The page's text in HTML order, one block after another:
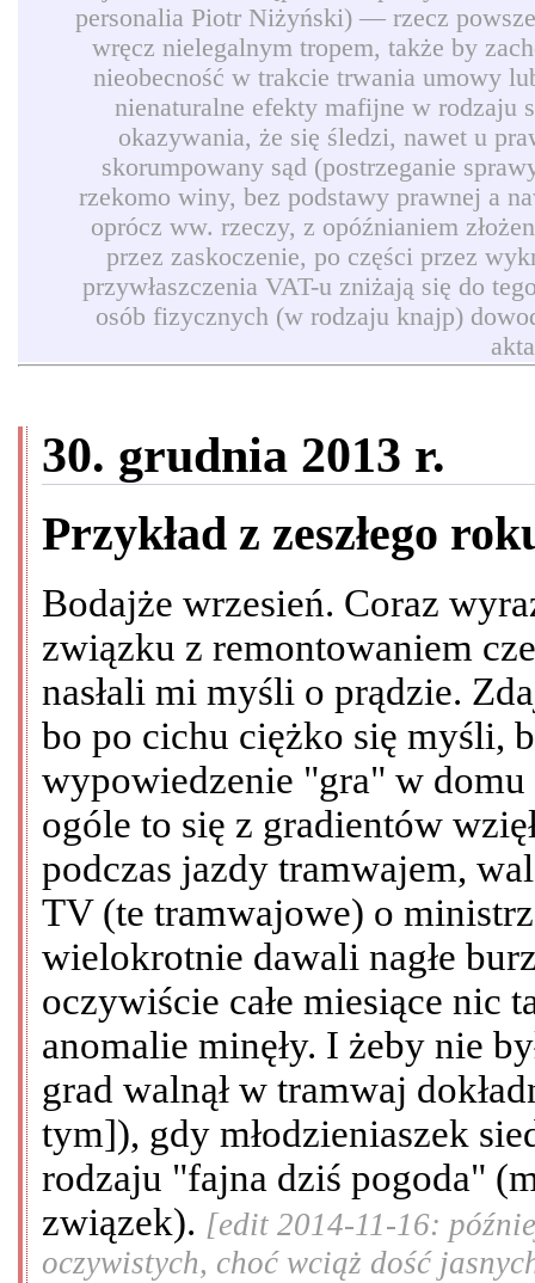
personalia Piotr Niżyński) — rzecz
wręcz nielegalnym tropem, także by
nieobecność w trakcie trwania umowy
nienaturalne efekty mafijne w rodzaju
okazywania, że się śledzi, nawet u
skorumpowany sąd (postrzeganie
rzekomo winy, bez podstawy prawnej a
oprócz ww. rzeczy, z opóźnianiem
przez zaskoczenie, po części przez
przywłaszczenia VAT-u zniżają się do
osób fizycznych (w rodzaju knajp)
30. grudnia 2013 r.
Przykład z zeszłego
Bodajże wrzesień. Coraz
związku z remontowaniem
nasłali mi myśli o prądzie.
bo po cichu ciężko się myśli,
wypowiedzenie "gra" w
ogóle to się z gradientów
podczas jazdy tramwajem,
TV (te tramwajowe) o
wielokrotnie dawali nagłe
oczywiście całe miesiące nic
anomalie minęły. I żeby nie
grad walnął w tramwaj
tym]), gdy młodzieniaszek
rodzaju "fajna dziś pogoda"
związek). [edit 2014-11-16:
oczywistych, choć wciąż dość